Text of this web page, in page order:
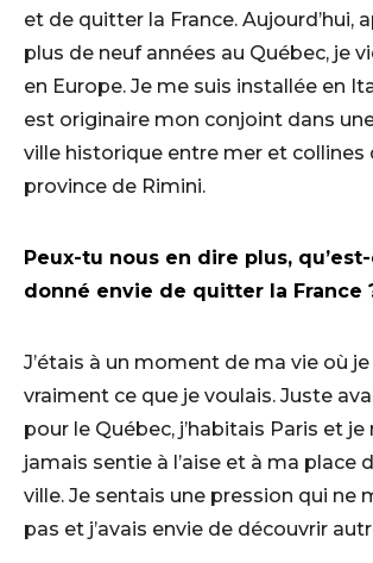
et de quitter la France. Aujourd’hui,
plus de neuf années au Québec, je
en Europe. Je me suis installée en
est originaire mon conjoint dans
ville historique entre mer et collines
province de Rimini.
Peux-tu nous en dire plus,
donné envie de quitter la France
J’étais à un moment de ma vie où
vraiment ce que je voulais. Juste
pour le Québec, j’habitais Paris et je
jamais sentie à l’aise et à ma place
ville. Je sentais une pression qui ne
pas et j’avais envie de découvrir